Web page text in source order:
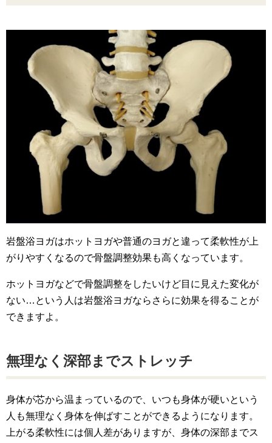
岩盤浴ヨガはホットヨガや普通のヨガと違って柔軟性が上
がりやすくなるので骨盤調整効果も高くなっています。
ホットヨガなどで骨盤調整をしたいけど目に見えた変化が
ない…という人は岩盤浴ヨガならさらに効果を得ることが
できますよ。
無理なく深部までストレッチ
身体が芯から温まっているので、いつも身体が硬いという
人も無理なく身体を伸ばすことができるようになります。
上がる柔軟性には個人差がありますが、身体の深部までス